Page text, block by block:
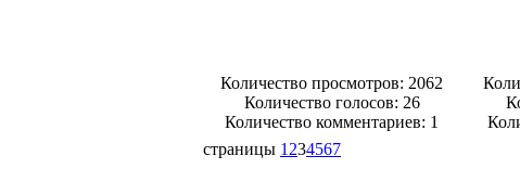
Количество просмотров: 2062
Количество голосов: 26
Количество комментариев: 1
страницы 1 234567